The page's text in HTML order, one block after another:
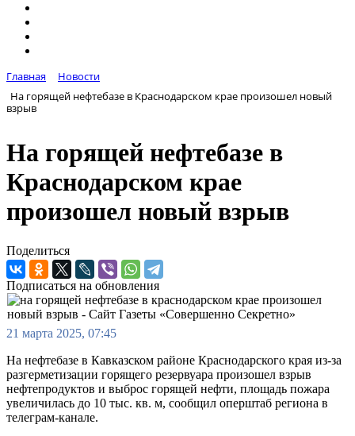
Главная
Новости
На горящей нефтебазе в Краснодарском крае произошел новый
взрыв
На горящей нефтебазе в
Краснодарском крае
произошел новый взрыв
Поделиться
Подписаться на обновления
21 марта 2025, 07:45
На нефтебазе в Кавказском районе Краснодарского края из-за
разгерметизации горящего резервуара произошел взрыв
нефтепродуктов и выброс горящей нефти, площадь пожара
увеличилась до 10 тыс. кв. м, сообщил оперштаб региона в
телеграм-канале.